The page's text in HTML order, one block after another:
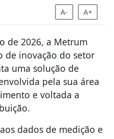
A- A+
de 2026, a Metrum
de inovação do setor
uma solução de
pela sua área
e voltada a
dados de medição e